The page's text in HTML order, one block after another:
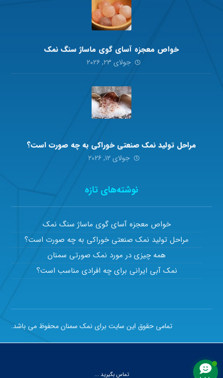
خواص معجزه آسای گوی ماساژ سنگ نمک
جولای ۲۳, ۲۰۲۶
مراحل تولید نمک صنعتی خوراکی به چه صورت است؟
جولای ۱۲, ۲۰۲۶
نوشته‌های تازه
خواص معجزه آسای گوی ماساژ سنگ نمک
مراحل تولید نمک صنعتی خوراکی به چه صورت است؟
همه چیزی در مورد نمک صورتی سمنان
نمک آبی ایرانی برای چه افرادی مناسب است؟
تمامی حقوق این سایت برای نمک سمنان محفوظ می باشد.
تماس بگیرید ...